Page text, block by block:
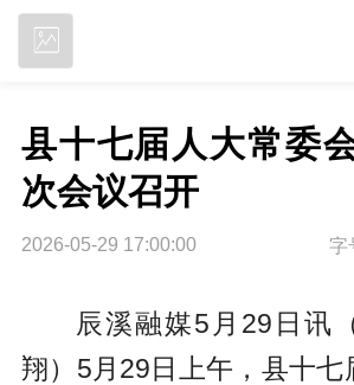
县十七届人大常委
次会议召开
2026-05-29 17:00:00 字
辰溪融媒5月29日讯
翔） 5月29日上午，县十七